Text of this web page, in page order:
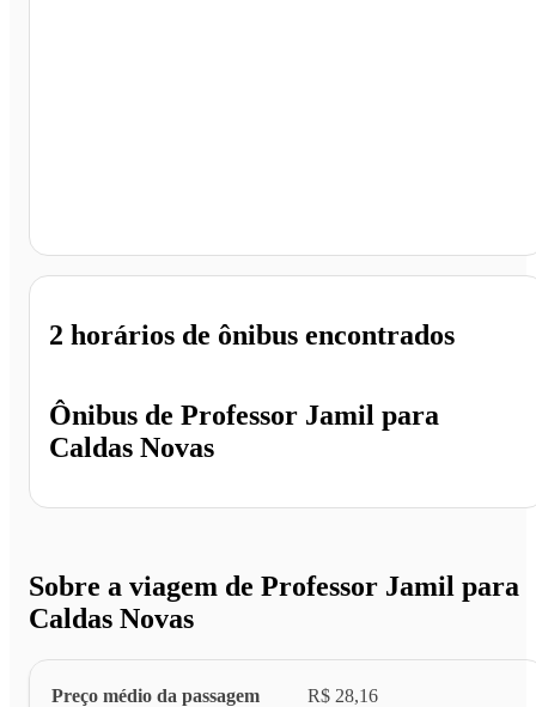
Ônibus de Professor Jamil para
Caldas Novas
2 horários de ônibus encontrados
Sobre a viagem de Professor Jamil para
Caldas Novas
Preço médio da passagem R$ 28,16